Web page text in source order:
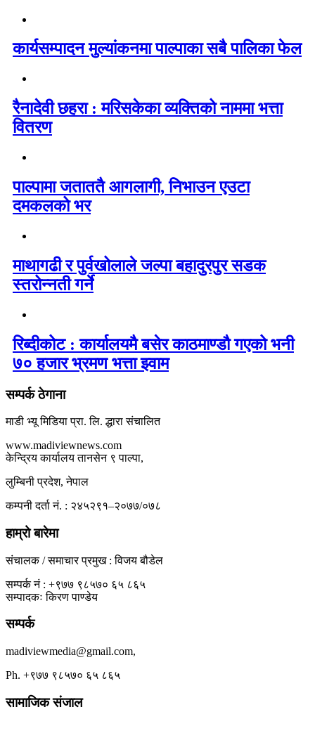
कार्यसम्पादन मुल्यांकनमा पाल्पाका सबै पालिका फेल
रैनादेवी छहरा : मरिसकेका व्यक्तिको नाममा भत्ता
वितरण
पाल्पामा जताततै आगलागी, निभाउन एउटा
दमकलको भर
माथागढी र पुर्वखोलाले जल्पा बहादुरपुर सडक
स्तरोन्नती गर्ने
रिब्दीकोट : कार्यालयमै बसेर काठमाण्डौ गएको भनी
७० हजार भ्रमण भत्ता झ्वाम
सम्पर्क ठेगाना
माडी भ्यू मिडिया प्रा. लि. द्धारा संचालित
www.madiviewnews.com
केन्द्रिय कार्यालय तानसेन ९ पाल्पा,
लुम्बिनी प्रदेश, नेपाल
कम्पनी दर्ता नं. : २४५२९१–२०७७/०७८
हाम्रो बारेमा
संचालक / समाचार प्रमुख : विजय बौडेल
सम्पर्क नं : +९७७ ९८५७० ६५ ८६५
सम्पादकः किरण पाण्डेय
सम्पर्क
madiviewmedia@gmail.com,
Ph. +९७७ ९८५७० ६५ ८६५
सामाजिक संजाल